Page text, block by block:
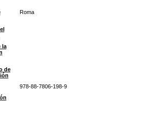
Roma
la
de
978-88-7806-198-9